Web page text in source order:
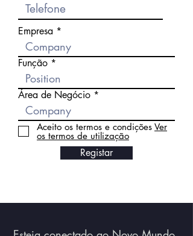
Empresa
Função
Área de Negócio
Aceito os termos e condições Ver
os termos de utilização
Registar